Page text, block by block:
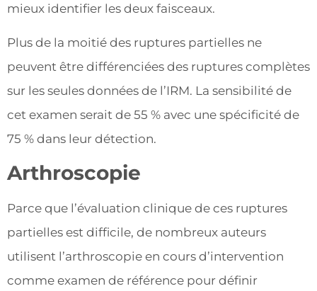
mieux identifier les deux faisceaux.
Plus de la moitié des ruptures partielles ne
peuvent être différenciées des ruptures complètes
sur les seules données de l’IRM. La sensibilité de
cet examen serait de 55 % avec une spécificité de
75 % dans leur détection.
Arthroscopie
Parce que l’évaluation clinique de ces ruptures
partielles est difficile, de nombreux auteurs
utilisent l’arthroscopie en cours d’intervention
comme examen de référence pour définir